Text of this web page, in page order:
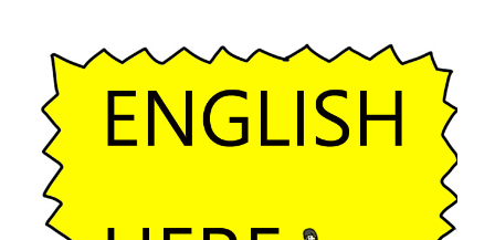
シ
ョ
ン